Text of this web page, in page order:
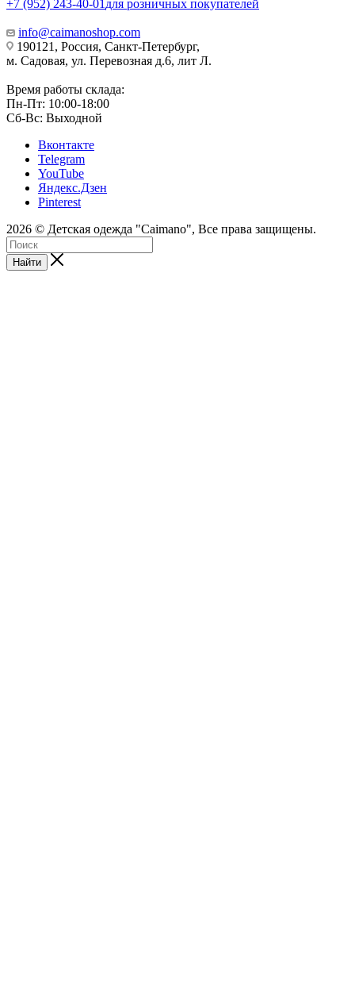
+7 (952) 243-40-01 для розничных покупателей
info@caimanoshop.com
190121, Россия, Санкт-Петербург,
м. Садовая, ул. Перевозная д.6, лит Л.
Время работы склада:
Пн-Пт: 10:00-18:00
Сб-Вс: Выходной
Вконтакте
Telegram
YouTube
Яндекс.Дзен
Pinterest
2026 © Детская одежда "Caimano", Все права защищены.
Найти